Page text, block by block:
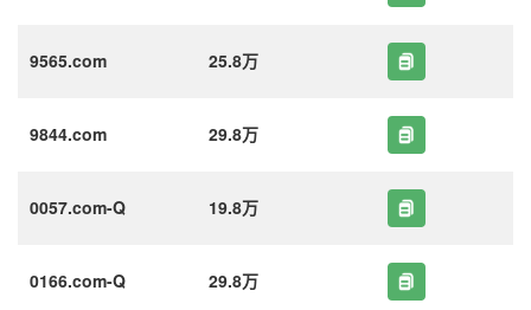
9565.com 25.8万
9844.com 29.8万
0057.com-Q 19.8万
0166.com-Q 29.8万